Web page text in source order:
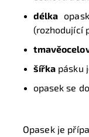
délka
(rozhodující
šířka pásku
opasek se
Opasek je